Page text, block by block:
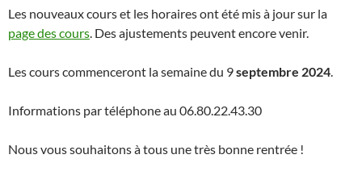
Les nouveaux cours et les horaires ont été mis à jour sur la
page des cours . Des ajustements peuvent encore venir.
Les cours commenceront la semaine du 9septembre 2024
Informations par téléphone au 06.80.22.43.30
Nous vous souhaitons à tous une très bonne rentrée !